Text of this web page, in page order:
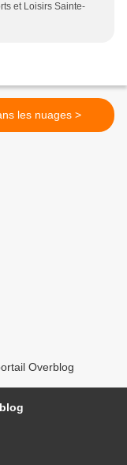
et Loisirs Sainte-
Dans les nuages >
Overblog